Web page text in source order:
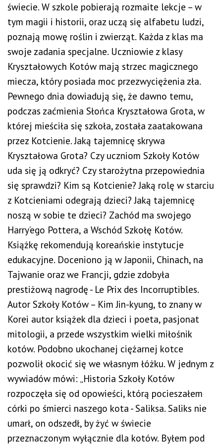
świecie. W szkole pobierają rozmaite lekcje – w
tym magii i historii, oraz uczą się alfabetu ludzi,
poznają mowę roślin i zwierząt. Każda z klas ma
swoje zadania specjalne. Uczniowie z klasy
Kryształowych Kotów mają strzec magicznego
miecza, który posiada moc przezwyciężenia zła.
Pewnego dnia dowiadują się, że dawno temu,
podczas zaćmienia Słońca Kryształowa Grota, w
której mieściła się szkoła, została zaatakowana
przez Kotcienie. Jaką tajemnicę skrywa
Kryształowa Grota? Czy uczniom Szkoły Kotów
uda się ją odkryć? Czy starożytna przepowiednia
się sprawdzi? Kim są Kotcienie? Jaką rolę w starciu
z Kotcieniami odegrają dzieci? Jaką tajemnicę
noszą w sobie te dzieci? Zachód ma swojego
Harry’ego Pottera, a Wschód Szkołę Kotów.
Książkę rekomendują koreańskie instytucje
edukacyjne. Doceniono ją w Japonii, Chinach, na
Tajwanie oraz we Francji, gdzie zdobyła
prestiżową nagrodę - Le Prix des Incorruptibles.
Autor Szkoły Kotów – Kim Jin-kyung, to znany w
Korei autor książek dla dzieci i poeta, pasjonat
mitologii, a przede wszystkim wielki miłośnik
kotów. Podobno ukochanej ciężarnej kotce
pozwolił okocić się we własnym łóżku. W jednym z
wywiadów mówi: „Historia Szkoły Kotów
rozpoczęła się od opowieści, którą pocieszałem
córki po śmierci naszego kota - Saliksa. Saliks nie
umarł, on odszedł, by żyć w świecie
przeznaczonym wyłącznie dla kotów. Byłem pod